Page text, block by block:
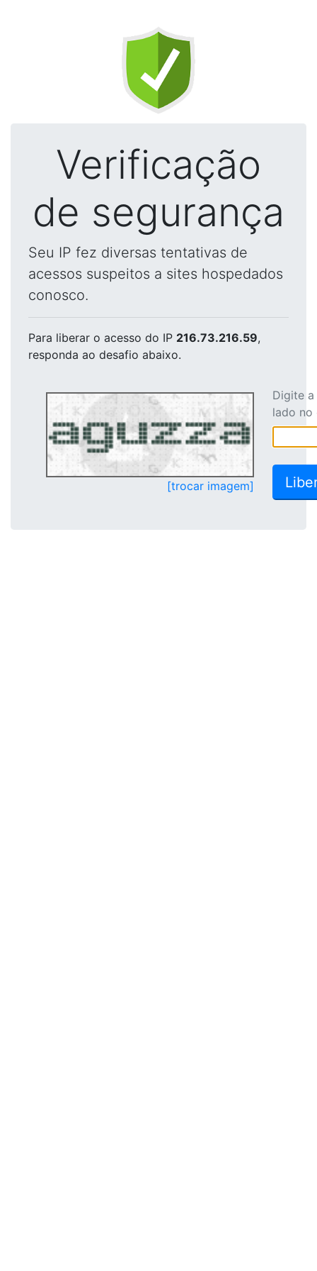
Verificação
de segurança
Seu IP fez diversas tentativas de
acessos suspeitos a sites hospedados
conosco.
Para liberar o acesso do IP 216.73.216.59,
responda ao desafio abaixo.
[trocar imagem]
Digite
lado no